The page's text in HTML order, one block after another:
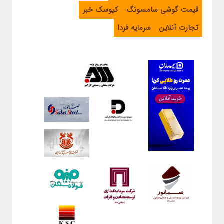
قیمت گوشی سامسونگ
کیوسک خبر
تجارت آنلاین
سرمایه فردا